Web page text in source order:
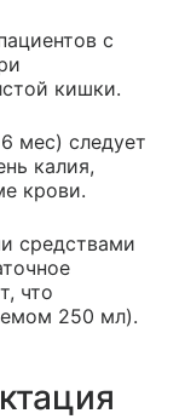
с
кишки.
мес) следует
калия,
крови.
средствами
что
250 мл).